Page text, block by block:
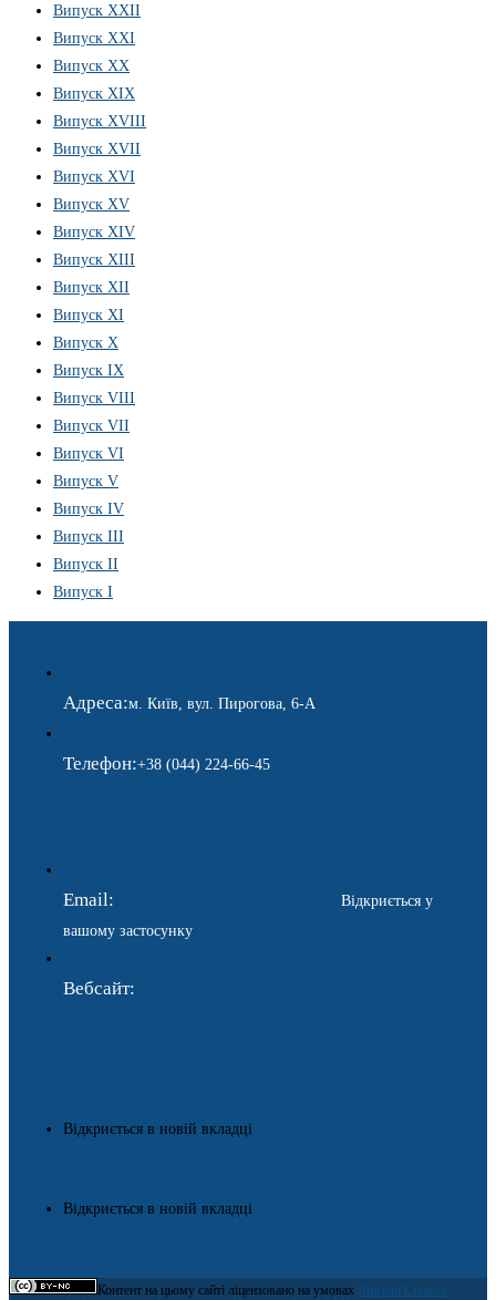
Випуск XXII
Випуск XXI
Випуск XX
Випуск XIX
Випуск XVIII
Випуск XVII
Випуск XVI
Випуск XV
Випуск XIV
Випуск XIII
Випуск XII
Випуск XI
Випуск X
Випуск IX
Випуск VIII
Випуск VII
Випуск VI
Випуск V
Випуск IV
Випуск III
Випуск II
Випуск I
Адреса:м. Київ, вул. Пирогова, 6-А
Телефон:+38 (044) 224-66-45
Email:
Відкриється у
вашому застосунку
Вебсайт:
Відкриється в новій вкладці
Відкриється в новій вкладці
Контент на цьому сайті ліцензовано на умовах
Ліцензії Creative